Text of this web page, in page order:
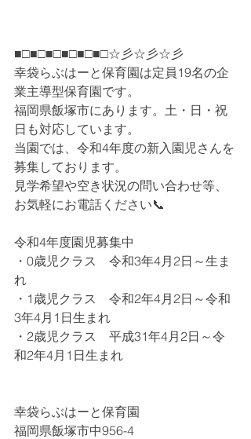
■□■□■□■□■□■□☆彡☆彡☆彡
幸袋らぶはーと保育園は定員19名の企
業主導型保育園です。
福岡県飯塚市にあります。土・日・祝
日も対応しています。
当園では、令和4年度の新入園児さんを
募集しております。
見学希望や空き状況の問い合わせ等、
お気軽にお電話ください📞
令和4年度園児募集中
・0歳児クラス　令和3年4月2日～生ま
れ
・1歳児クラス　令和2年4月2日～令和
3年4月1日生まれ
・2歳児クラス　平成31年4月2日～令
和2年4月1日生まれ
幸袋らぶはーと保育園
福岡県飯塚市中956-4